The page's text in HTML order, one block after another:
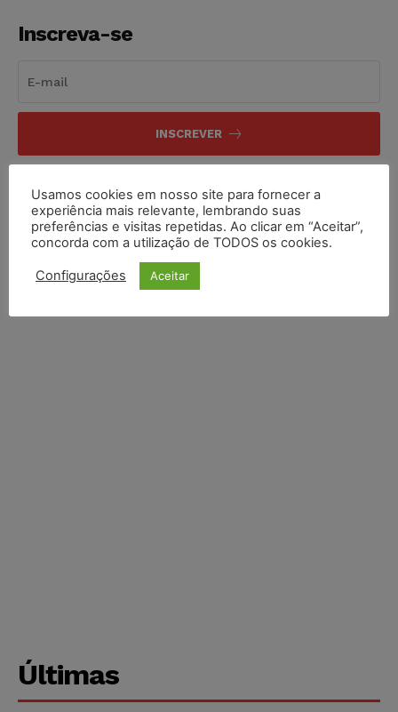
Inscreva-se
INSCREVER
Últimas
Usamos cookies em nosso site para fornecer a
experiência mais relevante, lembrando suas
preferências e visitas repetidas. Ao clicar em “Aceitar”,
concorda com a utilização de TODOS os cookies.
Configurações Aceitar